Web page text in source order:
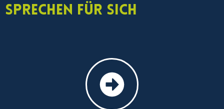
sprechen für sich